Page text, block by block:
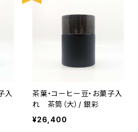
入
茶葉・コーヒー豆・お菓子入
れ 茶筒（大）/ 銀彩
¥26,400